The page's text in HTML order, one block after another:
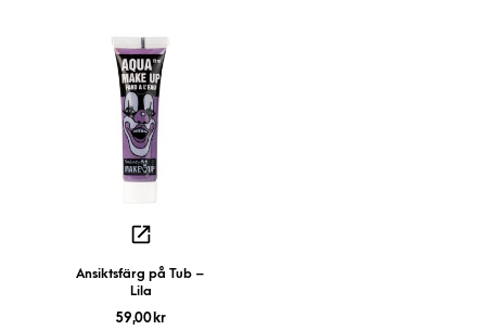
Ansiktsfärg på Tub –
Lila
59,00 kr